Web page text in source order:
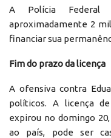
A Polícia
aproximadamente 2
financiar sua
Fim do prazo da licença
A ofensiva contra
políticos. A licença
expirou no domingo
ao país, pode ser